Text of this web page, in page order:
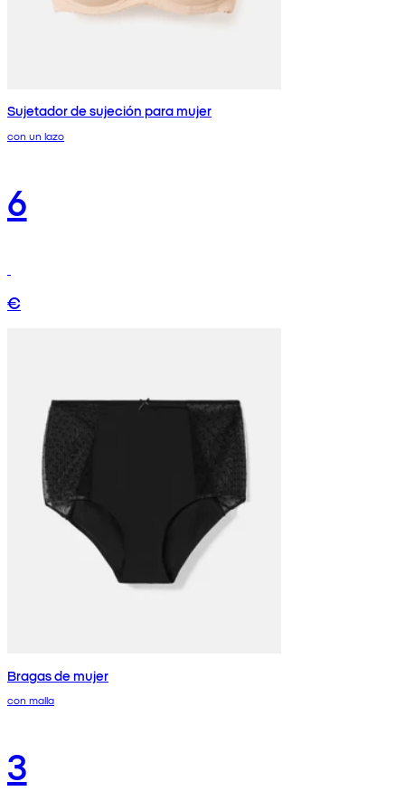
Sujetador de sujeción para mujer
con un lazo
6
€
Bragas de mujer
con malla
3